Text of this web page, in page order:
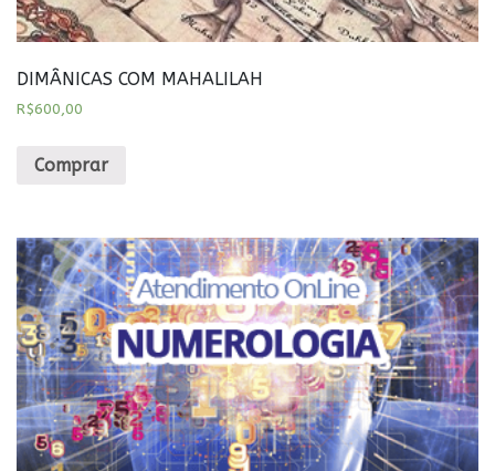
DIMÂNICAS COM MAHALILAH
R$600,00
Comprar